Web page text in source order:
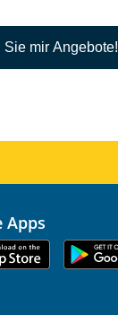
Sie mir Angebote!
Apps